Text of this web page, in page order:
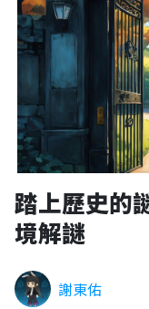
踏上歷史的
境解謎
謝東佑